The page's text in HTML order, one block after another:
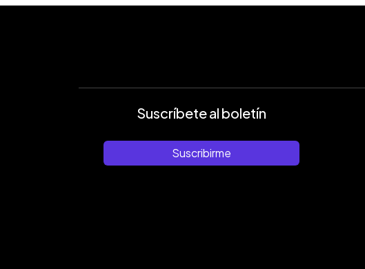
Suscríbete al boletín
Suscribirme